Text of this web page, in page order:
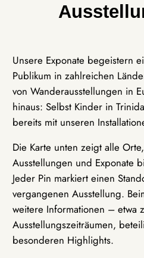
Unsere Exponate begeistern
Publikum in zahlreichen
von Wanderausstellungen in
hinaus: Selbst Kinder in
bereits mit unseren
Die Karte unten zeigt alle
Ausstellungen und Exponate
Jeder Pin markiert einen
vergangenen Ausstellung.
weitere Informationen – etwa
Ausstellungszeiträumen,
besonderen Highlights.